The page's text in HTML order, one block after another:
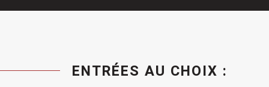
ENTRÉES AU CHOIX :